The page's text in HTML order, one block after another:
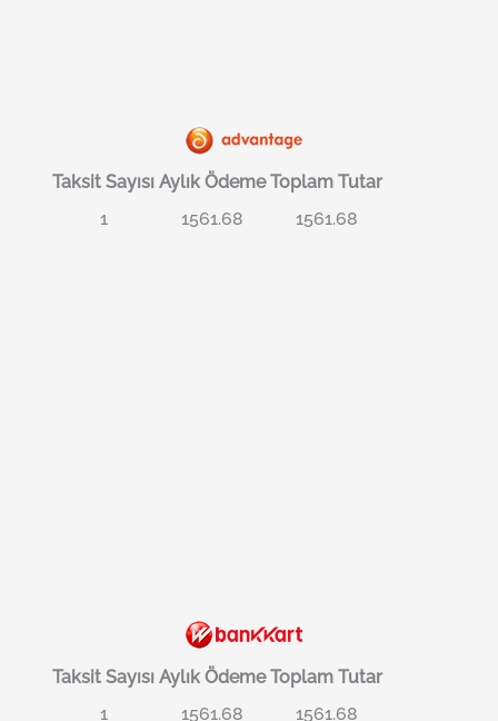
Taksit Sayısı Aylık Ödeme Toplam Tutar
1
1561.68 1561.68
Taksit Sayısı Aylık Ödeme Toplam Tutar
1
1561.68 1561.68